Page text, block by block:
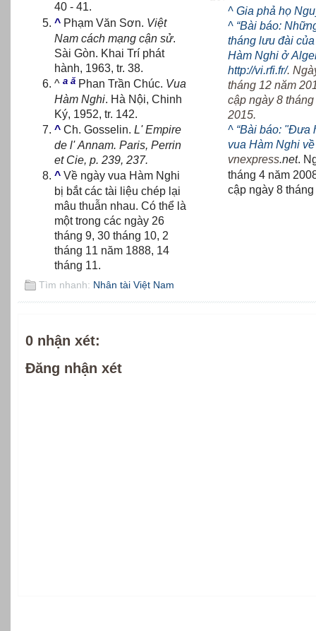
40 - 41.
^ Phạm Văn Sơn. Việt
Nam cách mạng cận sử.
Sài Gòn. Khai Trí phát
hành, 1963, tr. 38.
^ a ă Phan Trần Chúc. Vua
Hàm Nghi. Hà Nội, Chinh
Ký, 1952, tr. 142.
^ Ch. Gosselin. L' Empire
de l' Annam. Paris, Perrin
et Cie, p. 239, 237.
^ Về ngày vua Hàm Nghi
bị bắt các tài liệu chép lại
mâu thuẫn nhau. Có thể là
một trong các ngày 26
tháng 9, 30 tháng 10, 2
tháng 11 năm 1888, 14
tháng 11.
^ Gia phả họ
^ “Bài báo:
tháng lưu đài
Hàm Nghi ở
http://vi.rfi.fr/.
tháng 12 năm
cập ngày 8
2015.
^ “Bài báo: "Đưa
vua Hàm Nghi về
vnexpress.net.
tháng 4 năm
cập ngày 8
Tìm nhanh: Nhân tài Việt Nam
0 nhận xét:
Đăng nhận xét